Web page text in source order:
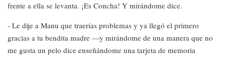
frente a ella se levanta. ¡Es Concha! Y mirándome dice.
- Le dije a Manu que traerías problemas y ya llegó el primero
gracias a tu bendita madre —y mirándome de una manera que no
me gusta un pelo dice enseñándome una tarjeta de memoria